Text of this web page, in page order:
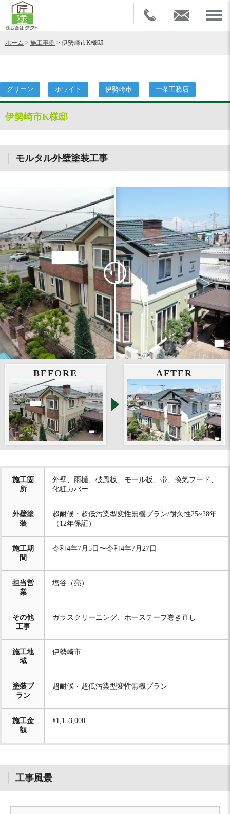
ホーム > 施工事例 > 伊勢崎市K様邸
グリーン ホワイト 伊勢崎市 一条工務店
伊勢崎市K様邸
モルタル外壁塗装工事
BEFORE AFTER
施工箇
所
外壁、雨樋、破風板、モール板、帯、換気フード、
化粧カバー
外壁塗
装
超耐候・超低汚染型変性無機プラン/耐久性25~28年
（12年保証）
施工期
間
令和4年7月5日〜令和4年7月27日
担当営
業
塩谷（亮）
その他
工事
ガラスクリーニング、ホーステープ巻き直し
施工地
域
伊勢崎市
塗装プ
ラン
超耐候・超低汚染型変性無機プラン
施工金
額
¥1,153,000
工事風景